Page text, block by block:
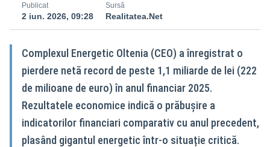
Publicat
2 iun. 2026, 09:28
Sursă
Realitatea.Net
Complexul Energetic Oltenia (CEO) a înregistrat o
pierdere netă record de peste 1,1 miliarde de lei (222
de milioane de euro) în anul financiar 2025.
Rezultatele economice indică o prăbușire a
indicatorilor financiari comparativ cu anul precedent,
plasând gigantul energetic într-o situație critică.